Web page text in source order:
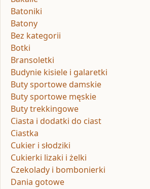
Batoniki
Batony
Bez kategorii
Botki
Bransoletki
Budynie kisiele i galaretki
Buty sportowe damskie
Buty sportowe męskie
Buty trekkingowe
Ciasta i dodatki do ciast
Ciastka
Cukier i słodziki
Cukierki lizaki i żelki
Czekolady i bombonierki
Dania gotowe